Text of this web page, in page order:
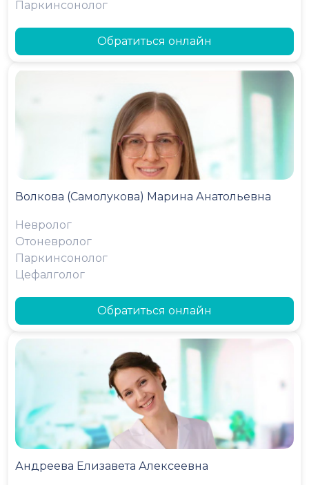
Паркинсонолог
Обратиться онлайн
Волкова (Самолукова) Марина Анатольевна
Невролог
Отоневролог
Паркинсонолог
Цефалголог
Обратиться онлайн
Андреева Елизавета Алексеевна